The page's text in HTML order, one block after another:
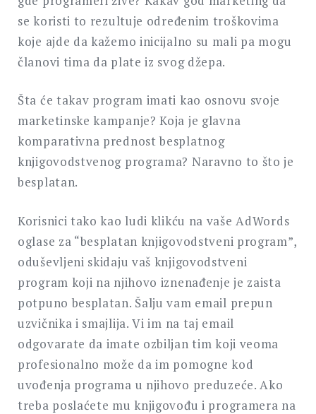
se koristi to rezultuje određenim troškovima
koje ajde da kažemo inicijalno su mali pa mogu
članovi tima da plate iz svog džepa.
Šta će takav program imati kao osnovu svoje
marketinske kampanje? Koja je glavna
komparativna prednost besplatnog
knjigovodstvenog programa? Naravno to što je
besplatan.
Korisnici tako kao ludi klikću na vaše AdWords
oglase za “besplatan knjigovodstveni program”,
oduševljeni skidaju vaš knjigovodstveni
program koji na njihovo iznenađenje je zaista
potpuno besplatan. Šalju vam email prepun
uzvičnika i smajlija. Vi im na taj email
odgovarate da imate ozbiljan tim koji veoma
profesionalno može da im pomogne kod
uvođenja programa u njihovo preduzeće. Ako
treba poslaćete mu knjigovođu i programera na